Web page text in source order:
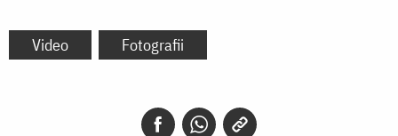
Video Fotografii